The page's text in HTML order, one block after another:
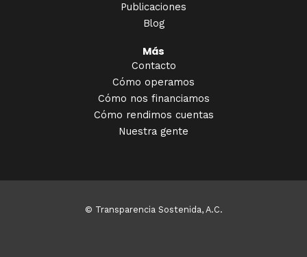
Publicaciones
Blog
Más
Contacto
Cómo operamos
Cómo nos financiamos
Cómo rendimos cuentas
Nuestra gente
© Transparencia Sostenida, A.C.